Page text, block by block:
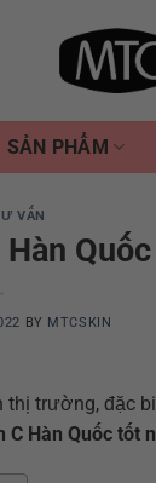
SẢN PHẨM
VẤN
BY MTCSKIN
thị trường, đặc
Hàn Quốc tốt